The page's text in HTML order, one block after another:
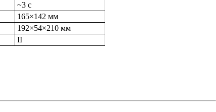
~3 с
165×142 мм
192×54×210 мм
II